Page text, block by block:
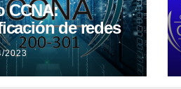
CCNA:
de redes
2023